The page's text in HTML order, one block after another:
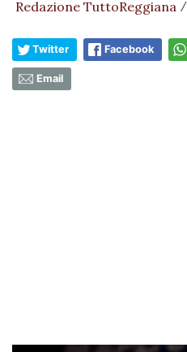
Redazione TuttoReggiana /
Twitter Facebook
Email